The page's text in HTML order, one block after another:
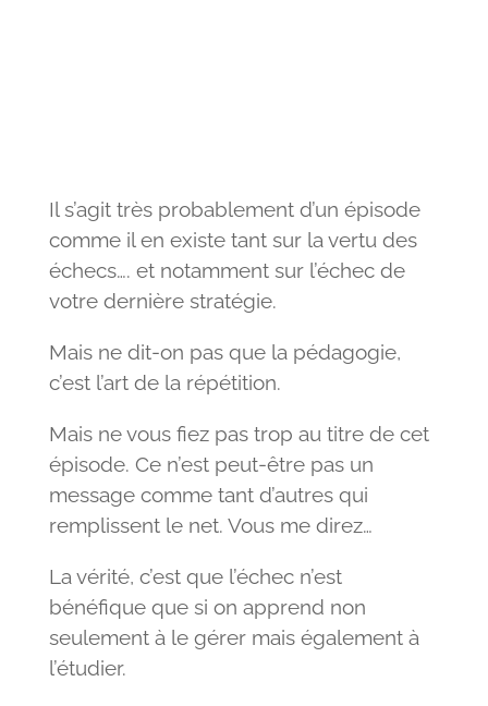
Il s’agit très probablement d’un épisode
comme il en existe tant sur la vertu des
échecs…. et notamment sur l’échec de
votre dernière stratégie.
Mais ne dit-on pas que la pédagogie,
c’est l’art de la répétition.
Mais ne vous fiez pas trop au titre de cet
épisode. Ce n’est peut-être pas un
message comme tant d’autres qui
remplissent le net. Vous me direz…
La vérité, c’est que l’échec n’est
bénéfique que si on apprend non
seulement à le gérer mais également à
l’étudier.